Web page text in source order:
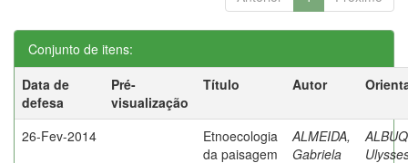
Conjunto de itens:
Data de
defesa
Pré-
visualização
Título Autor
26-Fev-2014
Etnoecologia
da paisagem
ALMEIDA,
Gabriela